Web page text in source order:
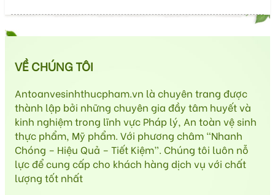
VỀ CHÚNG TÔI
Antoanvesinhthucpham.vn là chuyên trang được
thành lập bởi những chuyên gia đầy tâm huyết và
kinh nghiệm trong lĩnh vực Pháp lý, An toàn vệ sinh
thực phẩm, Mỹ phẩm. Với phương châm “Nhanh
Chóng – Hiệu Quả – Tiết Kiệm”. Chúng tôi luôn nỗ
lực để cung cấp cho khách hàng dịch vụ với chất
lượng tốt nhất